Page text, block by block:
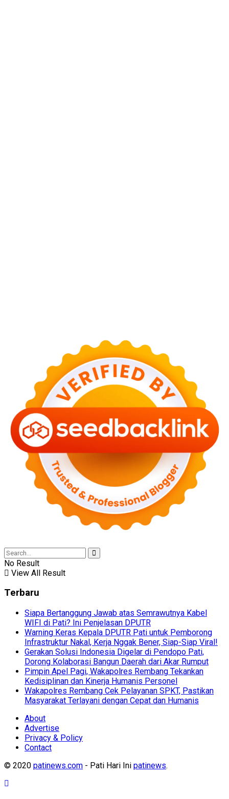
No Result
View All Result
Terbaru
Siapa Bertanggung Jawab atas Semrawutnya Kabel
WIFI di Pati? Ini Penjelasan DPUTR
Warning Keras Kepala DPUTR Pati untuk Pemborong
Infrastruktur Nakal, Kerja Nggak Bener, Siap-Siap Viral!
Gerakan Solusi Indonesia Digelar di Pendopo Pati,
Dorong Kolaborasi Bangun Daerah dari Akar Rumput
Pimpin Apel Pagi, Wakapolres Rembang Tekankan
Kedisiplinan dan Kinerja Humanis Personel
Wakapolres Rembang Cek Pelayanan SPKT, Pastikan
Masyarakat Terlayani dengan Cepat dan Humanis
About
Advertise
Privacy & Policy
Contact
© 2020 patinews.com - Pati Hari Ini patinews.